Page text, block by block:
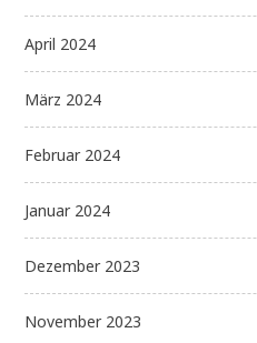
April 2024
März 2024
Februar 2024
Januar 2024
Dezember 2023
November 2023